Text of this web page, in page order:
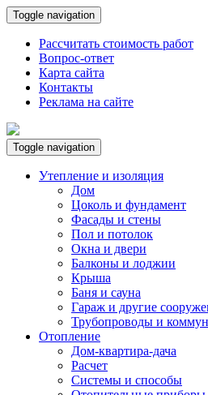
Toggle navigation
Рассчитать стоимость работ
Вопрос-ответ
Карта сайта
Контакты
Реклама на сайте
Toggle navigation
Утепление и изоляция
Дом
Цоколь и фундамент
Фасады и стены
Пол и потолок
Окна и двери
Балконы и лоджии
Крыша
Баня и сауна
Гараж и другие
Трубопроводы и
Отопление
Дом-квартира-дача
Расчет
Системы и способы